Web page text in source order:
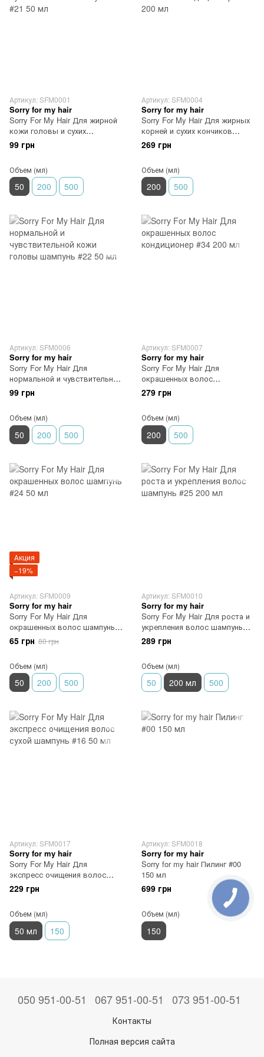
Артикул: SFM0001
Sorry for my hair
Sorry For My Hair Для жирной
кожи головы и сухих
кончиков шампунь #21 50 мл
99 грн
Объем (мл)
50 200 500
Артикул: SFM0004
Sorry for my hair
Sorry For My Hair Для жирных
корней и сухих кончиков
кондиционер #31 200 мл
269 грн
Объем (мл)
200 500
Артикул: SFM0006
Sorry for my hair
Sorry For My Hair Для
нормальной и чувствительной
кожи головы шампунь #22 50
99 грн
Объем (мл)
50 200 500
Артикул: SFM0007
Sorry for my hair
Sorry For My Hair Для
окрашенных волос
кондиционер #34 200 мл
279 грн
Объем (мл)
200 500
Акция
−19%
Артикул: SFM0009
Sorry for my hair
Sorry For My Hair Для
окрашенных волос шампунь
#24 50 мл
65 грн 80 грн
Объем (мл)
50 200 500
Артикул: SFM0010
Sorry for my hair
Sorry For My Hair Для роста и
укрепления волос шампунь
#25 200 мл
289 грн
Объем (мл)
50 200 мл 500
Артикул: SFM0017
Sorry for my hair
Sorry For My Hair Для
экспресс очищения волос
сухой шампунь #16 50 мл
229 грн
Объем (мл)
50 мл 150
Артикул: SFM0018
Sorry for my hair
Sorry for my hair Пилинг #00
150 мл
699 грн
Объем (мл)
150
050 951-00-51 067 951-00-51 073 951-00-51
Контакты
Полная версия сайта